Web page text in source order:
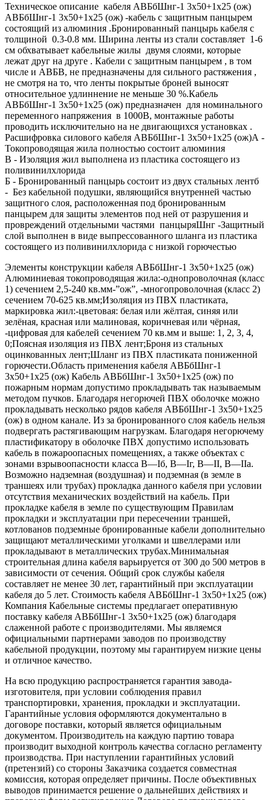
Техническое описание кабеля АВБбШнг-1 3х50+1х25 (ож)
АВБбШнг-1 3х50+1х25 (ож) -кабель с защитным панцырем
состоящий из алюминия .Бронированный панцырь кабеля с
толщиной 0.3-0.8 мм. Ширина ленты из стали составляет 1-6
см обхватывает кабельные жилы двумя слоями, которые
лежат друг на друге . Кабели с защитным панцырем , в том
числе и АВБВ, не предназначены для сильного растяжения ,
не смотря на то, что ленты покрытые броней выносят
относительное удлиннение не меньше 30 %.Кабель
АВБбШнг-1 3х50+1х25 (ож) предназначен для номинального
переменного напряжения в 1000В, монтажные работы
проводить исключительно на не двигающихся установках .
Расшифровка силового кабеля АВБбШнг-1 3х50+1х25 (ож)А -
Токопроводящая жила полностью состоит алюминия
В - Изоляция жил выполнена из пластика состоящего из
поливинилхлорида
Б - Бронированный панцырь состоит из двух стальных лентб
- Без кабельной подушки, являющийся внутренней частью
защитного слоя, расположенная под бронированным
панцырем для защиты элементов под ней от разрушения и
провреждений отдельными частями панцыряШнг -Защитный
слой выполнен в виде выпрессованного шланга из пластика
состоящего из поливинилхлорида с низкой горючестью
Элементы конструкции кабеля АВБбШнг-1 3х50+1х25 (ож)
Алюминиевая токопроводящая жила:-однопроволочная (класс
1) сечением 2,5-240 кв.мм-”ож”, -многопроволочная (класс 2)
сечением 70-625 кв.мм;Изоляция из ПВХ пластиката,
маркировка жил:-цветовая: белая или жёлтая, синяя или
зелёная, красная или малиновая, коричневая или чёрная,
-цифровая для кабелей сечением 70 кв.мм и выше: 1, 2, 3, 4,
0;Поясная изоляция из ПВХ лент;Броня из стальных
оцинкованных лент;Шланг из ПВХ пластиката пониженной
горючести.Область применения кабеля АВБбШнг-1
3х50+1х25 (ож) Кабель АВБбШнг-1 3х50+1х25 (ож) по
пожарным нормам допустимо прокладывать так называемым
методом пучков. Благодаря негорючей ПВХ оболочке можно
прокладывать несколько рядов кабеля АВБбШнг-1 3х50+1х25
(ож) в одном канале. Из за бронированного слоя кабель нельзя
подвергать растягивающим нагрузкам. Благодаря негорючему
пластификатору в оболочке ПВХ допустимо использовать
кабель в пожароопасных помещениях, а также объектах с
зонами взрывоопасности класса B—Iб, B—Iг, В—II, В—IIа.
Возможно надземная (воздушная) и подземная (в земле в
траншеях или трубах) прокладка данного кабеля при условии
отсутствия механических воздействий на кабель. При
прокладке кабеля в земле по существующим Правилам
прокладки и эксплуатации при пересечении траншей,
котлованов подземные бронированные кабели дополнительно
защищают металлическими уголками и швеллерами или
прокладывают в металлических трубах.Минимальная
строительная длина кабеля варьируется от 300 до 500 метров в
зависимости от сечения. Общий срок службы кабеля
составляет не менее 30 лет, гарантийный при эксплуатации
кабеля до 5 лет. Стоимость кабеля АВБбШнг-1 3х50+1х25 (ож)
Компания Кабельные системы предлагает оперативную
поставку кабеля АВБбШнг-1 3х50+1х25 (ож) благодаря
слаженной работе с производителями. Мы являемся
официальными партнерами заводов по производству
кабельной продукции, поэтому мы гарантируем низкие цены
и отличное качество.
На всю продукцию распространяется гарантия завода-
изготовителя, при условии соблюдения правил
транспортировки, хранения, прокладки и эксплуатации.
Гарантийные условия оформляются документально в
договоре поставки, который является официальным
документом. Производитель на каждую партию товара
производит выходной контроль качества согласно регламенту
производства. При наступлении гарантийных условий
(претензий) со стороны Заказчика создается совместная
комиссия, которая определяет причины. После объективных
выводов принимается решение о дальнейших действиях и